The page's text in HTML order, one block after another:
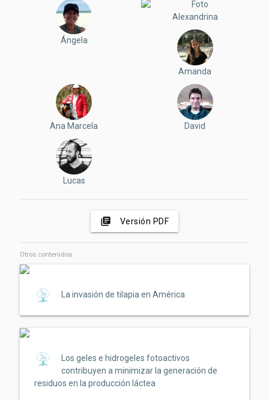
Ángela
Alexandrina
Amanda
Ana Marcela David
Lucas
library_books Versión PDF
Otros contenidos
La invasión de tilapia en América
Los geles e hidrogeles fotoactivos
contribuyen a minimizar la generación de
residuos en la producción láctea